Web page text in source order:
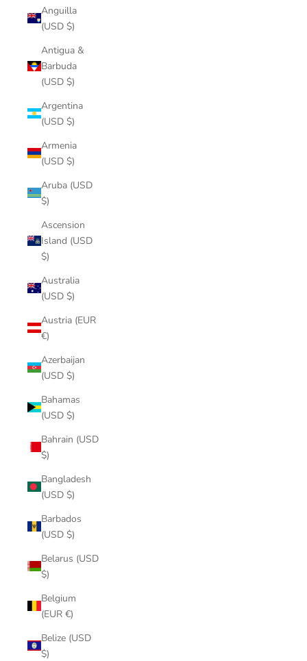
Anguilla
(USD $)
Antigua &
Barbuda
(USD $)
Argentina
(USD $)
Armenia
(USD $)
Aruba (USD
$)
Ascension
Island (USD
$)
Australia
(USD $)
Austria (EUR
€)
Azerbaijan
(USD $)
Bahamas
(USD $)
Bahrain (USD
$)
Bangladesh
(USD $)
Barbados
(USD $)
Belarus (USD
$)
Belgium
(EUR €)
Belize (USD
$)